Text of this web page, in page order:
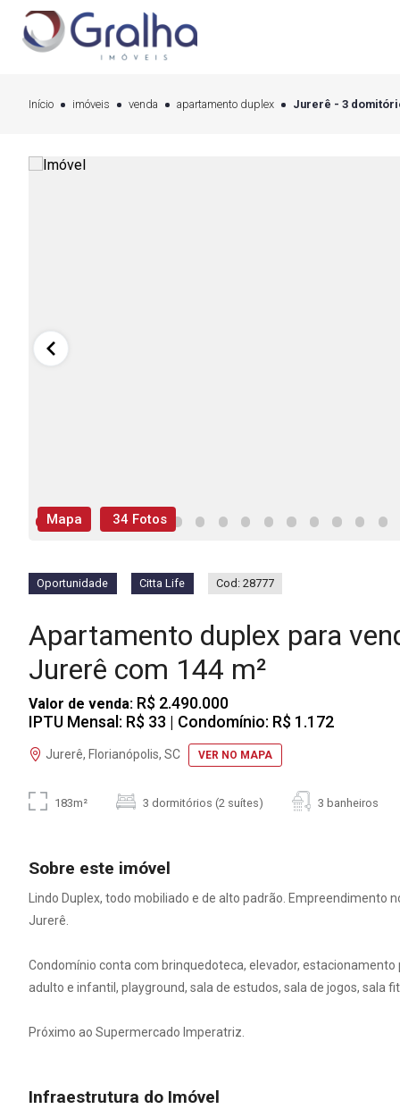
Início imóveis venda apartamento duplex Jurerê - 3
Mapa 34 Fotos
Oportunidade Citta Life Cod: 28777
Apartamento duplex para
Jurerê com 144 m²
Valor de venda: R$ 2.490.000
IPTU Mensal: R$ 33 | Condomínio: R$ 1.172
Jurerê, Florianópolis, SC VER NO MAPA
183m² 3 dormitórios (2 suítes) 3 banheiros
Sobre este imóvel
Lindo Duplex, todo mobiliado e de alto padrão.
Jurerê.
Condomínio conta com brinquedoteca, elevador,
adulto e infantil, playground, sala de estudos, sala de jogos, sala
Próximo ao Supermercado Imperatriz.
Infraestrutura do Imóvel